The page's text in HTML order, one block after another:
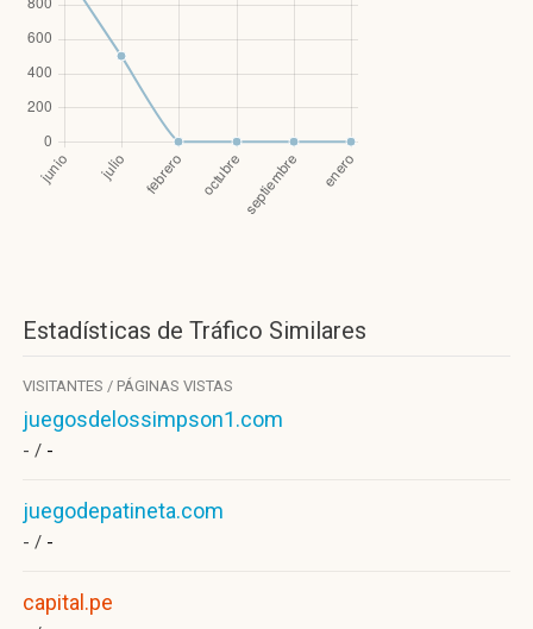
Estadísticas de Tráfico Similares
VISITANTES / PÁGINAS VISTAS
juegosdelossimpson1.com
- / -
juegodepatineta.com
- / -
capital.pe